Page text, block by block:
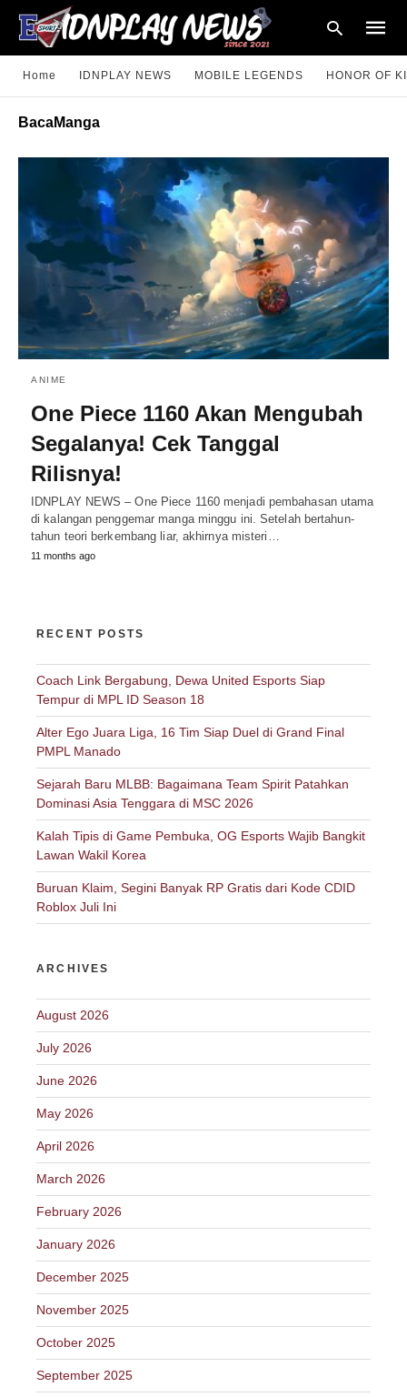
your
query
and
hit
enter:
Home IDNPLAY NEWS MOBILE LEGENDS HONOR OF
BacaManga
ANIME
One Piece 1160 Akan Mengubah
Segalanya! Cek Tanggal
Rilisnya!
IDNPLAY NEWS – One Piece 1160 menjadi pembahasan utama
di kalangan penggemar manga minggu ini. Setelah bertahun-
tahun teori berkembang liar, akhirnya misteri…
11 months ago
RECENT POSTS
Coach Link Bergabung, Dewa United Esports Siap
Tempur di MPL ID Season 18
Alter Ego Juara Liga, 16 Tim Siap Duel di Grand Final
PMPL Manado
Sejarah Baru MLBB: Bagaimana Team Spirit Patahkan
Dominasi Asia Tenggara di MSC 2026
Kalah Tipis di Game Pembuka, OG Esports Wajib Bangkit
Lawan Wakil Korea
Buruan Klaim, Segini Banyak RP Gratis dari Kode CDID
Roblox Juli Ini
ARCHIVES
August 2026
July 2026
June 2026
May 2026
April 2026
March 2026
February 2026
January 2026
December 2025
November 2025
October 2025
September 2025